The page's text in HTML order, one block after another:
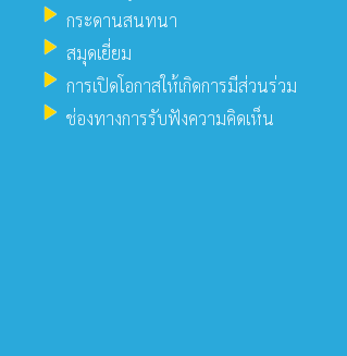
play_arrow กระดานสนทนา
play_arrow สมุดเยี่ยม
play_arrow การเปิดโอกาสให้เกิดการมีส่วนร่วม
play_arrow ช่องทางการรับฟังความคิดเห็น